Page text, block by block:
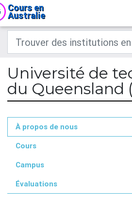
Cours en
Australie
Université de
du Queensland
À propos de nous
Cours
Campus
Évaluations